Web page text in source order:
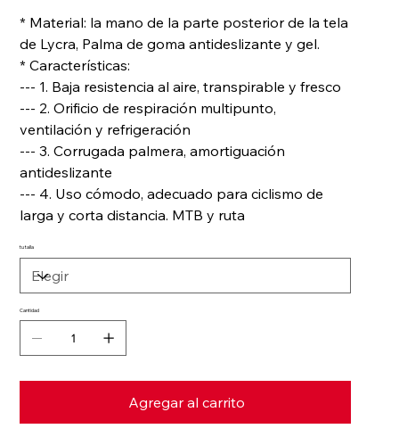
* Material: la mano de la parte posterior de la tela
de Lycra, Palma de goma antideslizante y gel.
* Características:
--- 1. Baja resistencia al aire, transpirable y fresco
--- 2. Orificio de respiración multipunto,
ventilación y refrigeración
--- 3. Corrugada palmera, amortiguación
antideslizante
--- 4. Uso cómodo, adecuado para ciclismo de
larga y corta distancia. MTB y ruta
tu talla
Cantidad
Agregar al carrito